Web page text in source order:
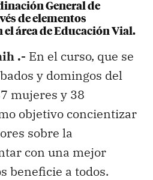
General de
de elementos
el área de Educación Vial.
.- En el curso, que se
y domingos del
mujeres y 38
objetivo concientizar
sobre la
con una mejor
beneficie a todos.